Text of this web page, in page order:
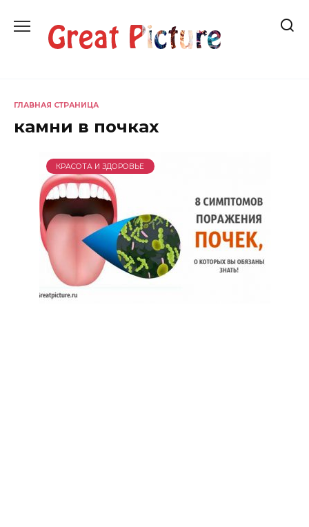
содержанию
ГЛАВНАЯ СТРАНИЦА
камни в почках
КРАСОТА И ЗДОРОВЬЕ